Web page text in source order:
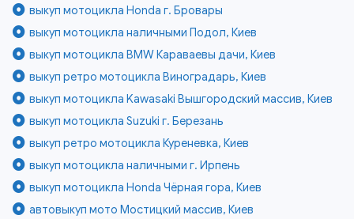
выкуп мотоцикла Honda г. Бровары
выкуп мотоцикла наличными Подол, Киев
выкуп мотоцикла BMW Караваевы дачи, Киев
выкуп ретро мотоцикла Виноградарь, Киев
выкуп мотоцикла Kawasaki Вышгородский массив, Киев
выкуп мотоцикла Suzuki г. Березань
выкуп ретро мотоцикла Куреневка, Киев
выкуп мотоцикла наличными г. Ирпень
выкуп мотоцикла Honda Чёрная гора, Киев
автовыкуп мото Мостицкий массив, Киев